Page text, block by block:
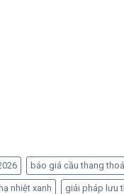
báo giá cầu thang
nhiệt xanh giải pháp lưu